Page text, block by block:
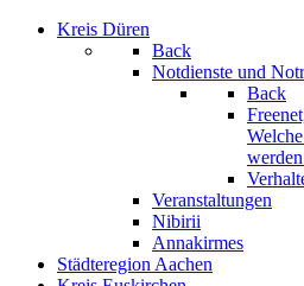
Kreis Düren
Back
Notdienste und
Back
Veranstaltungen
Nibirii
Annakirmes
Städteregion Aachen